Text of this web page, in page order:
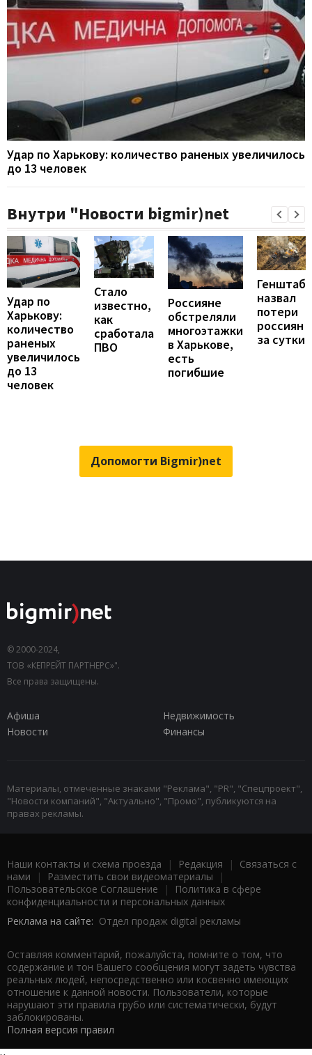
Удар по Харькову: количество раненых увеличилось
до 13 человек
Внутри "Новости bigmir)net
Удар по
Харькову:
количество
раненых
увеличилось
до 13
человек
Стало
известно,
как
сработала
ПВО
Россияне
обстреляли
многоэтажки
в Харькове,
есть
погибшие
Генштаб
назвал
потери
россиян
за сутки
Допомогти Bigmir)net
© 2000-2024,
ТОВ «КЕПРЕЙТ ПАРТНЕРС»".
Все права защищены.
Афиша
Недвижимость
Новости
Финансы
Материалы, отмеченные знаками "Реклама", "PR", "Спецпроект",
"Новости компаний", "Актуально", "Промо", публикуются на
правах рекламы.
Наши контакты и схема проезда | Редакция | Связаться с
нами | Разместить свои видеоматериалы |
Пользовательское Соглашение |
Политика в сфере
конфиденциальности и персональных данных
Реклама на сайте: Отдел продаж digital рекламы
Оставляя комментарий, пожалуйста, помните о том, что
содержание и тон Вашего сообщения могут задеть чувства
реальных людей, непосредственно или косвенно имеющих
отношение к данной новости. Пользователи, которые
нарушают эти правила грубо или систематически, будут
заблокированы.
Полная версия правил